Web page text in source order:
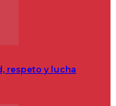
respeto y lucha